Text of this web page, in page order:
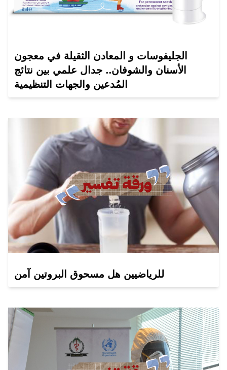
الجليفوسات و المعادن الثقيلة في معجون
الأسنان والشوفان.. جدال علمي بين نتائج
المُدعين والجهات التنظيمية
للرياضيين هل مسحوق البروتين آمن